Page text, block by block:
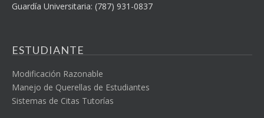
Guardía Universitaria: (787) 931-0837
ESTUDIANTE
Modificación Razonable
Manejo de Querellas de Estudiantes
Sistemas de Citas Tutorías